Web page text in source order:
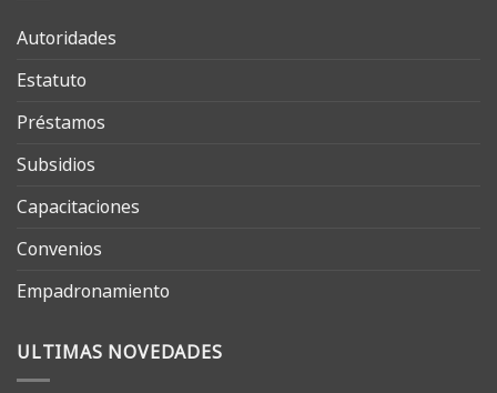
Autoridades
Estatuto
Préstamos
Subsidios
Capacitaciones
Convenios
Empadronamiento
ULTIMAS NOVEDADES